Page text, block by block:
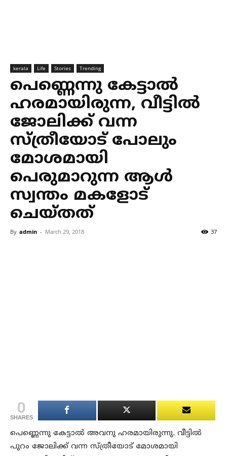
kerala Life Stories Trending
പെണ്ണെന്നു കേട്ടാല്‍
ഹരമായിരുന്ന, വീട്ടില്‍
ജോലിക്ക് വന്ന
സ്ത്രീയോട് പോലും
മോശമായി
പെരുമാറുന്ന ആള്‍
സ്വന്തം മകളോട്
ചെയ്തത്
By admin - March 29, 2018 37
0
SHARES
പെണ്ണെന്നു കേട്ടാല്‍ അവനു ഹരമായിരുന്നു. വീട്ടില്‍
പുറം ജോലിക്ക് വന്ന സ്ത്രീയോട് മോശമായി